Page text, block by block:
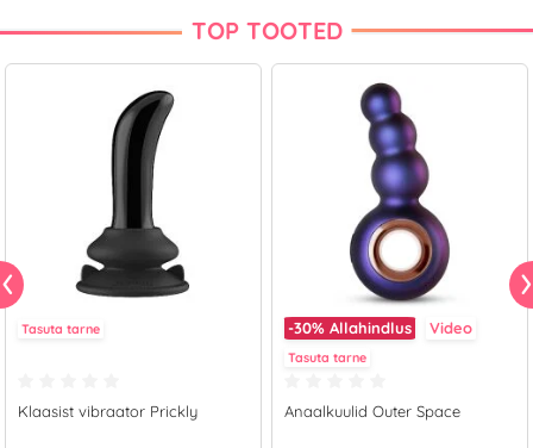
TOP TOOTED
Tasuta tarne
Klaasist vibraator Prickly
-30% Allahindlus Video
Tasuta tarne
Anaalkuulid Outer Space